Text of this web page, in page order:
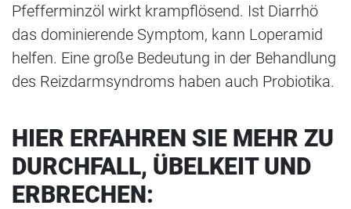
Pfefferminzöl wirkt krampflösend. Ist Diarrhö
das dominierende Symptom, kann Loperamid
helfen. Eine große Bedeutung in der Behandlung
des Reizdarmsyndroms haben auch Probiotika.
HIER ERFAHREN SIE MEHR ZU
DURCHFALL, ÜBELKEIT UND
ERBRECHEN: